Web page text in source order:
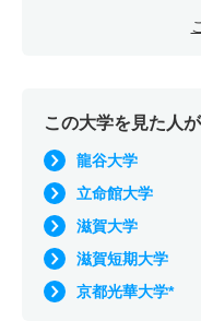
この大学を見た人
龍谷大学
立命館大学
滋賀大学
滋賀短期大学
京都光華大学*